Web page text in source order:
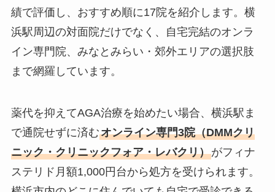
績で評価し、おすすめ順に17院を紹介します。横
浜駅周辺の対面院だけでなく、自宅完結のオンラ
イン専門院、みなとみらい・郊外エリアの選択肢
まで網羅しています。
薬代を抑えてAGA治療を始めたい場合、横浜駅ま
で通院せずに済むオンライン専門3院（DMMクリ
ニック・クリニックフォア・レバクリ）がフィナ
ステリド月額1,000円台から処方を受けられます。